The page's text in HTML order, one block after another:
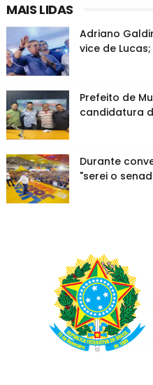
MAIS LIDAS
Adriano
vice de
Prefeito de
candidatura
Durante
"serei o